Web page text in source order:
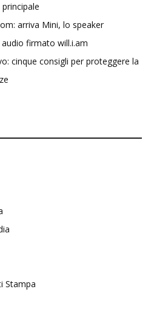
arriva Mini, lo speaker
firmato will.i.am
cinque consigli per proteggere la
Stampa